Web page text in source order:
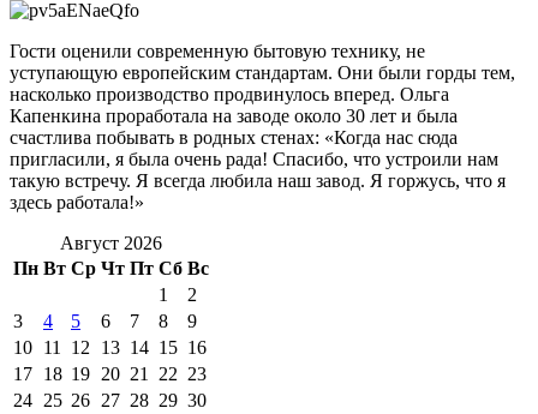
Гости оценили современную бытовую технику, не
уступающую европейским стандартам. Они были горды тем,
насколько производство продвинулось вперед. Ольга
Капенкина проработала на заводе около 30 лет и была
счастлива побывать в родных стенах: «Когда нас сюда
пригласили, я была очень рада! Спасибо, что устроили нам
такую встречу. Я всегда любила наш завод. Я горжусь, что я
здесь работала!»
Август 2026
Пн Вт Ср Чт Пт Сб Вс
1
2
3
4 5 6 7 8
9
10 11 12 13 14 15 16
17 18 19 20 21 22 23
24 25 26 27 28 29 30